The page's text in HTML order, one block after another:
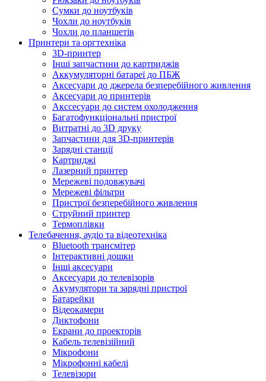
Сумки до ноутбуків
Чохли до ноутбуків
Чохли до планшетів
Принтери та оргтехніка
3D-принтер
Інші запчастини до картриджів
Аккумуляторні батареї до ПБЖ
Аксесуари до джерела безперебійного живлення
Аксесуари до принтерів
Акссесуари до систем охолодження
Багатофункціональні пристрої
Витратні до 3D друку
Запчастини для 3D-принтерів
Зарядні станції
Картриджі
Лазерний принтер
Мережеві подовжувачі
Мережеві фільтри
Пристрої безперебійного живлення
Струйний принтер
Термоплівки
Телебачення, аудіо та відеотехніка
Bluetooth трансмітер
Інтерактивні дошки
Інші аксесуари
Аксесуари до телевізорів
Акумулятори та зарядні пристрої
Батарейки
Відеокамери
Диктофони
Екрани до проекторів
Кабель телевізійний
Мікрофони
Мікрофонні кабелі
Телевізори